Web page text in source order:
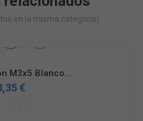
en la misma categoría)
M3x5 Blanco...
€